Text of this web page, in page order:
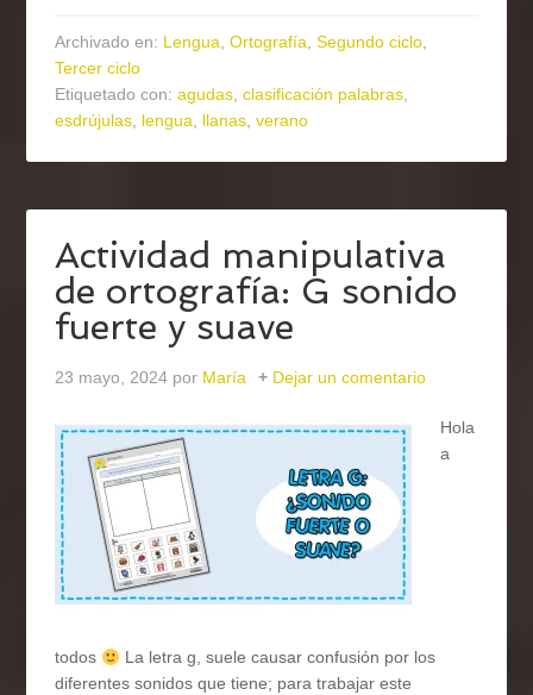
Archivado en: Lengua,Ortografía,Segundo ciclo,
Tercer ciclo
Etiquetado con:agudas,clasificación palabras,
esdrújulas, lengua, llanas,verano
Actividad manipulativa
de ortografía: G sonido
fuerte y suave
23 mayo, 2024 por María Dejar un comentario
Hola
a
todos
La letra g, suele causar confusión por los
diferentes sonidos que tiene; para trabajar este